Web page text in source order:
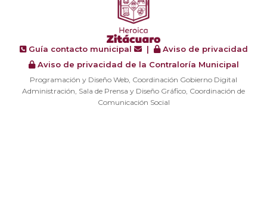
Guía contacto municipal |
Aviso de privacidad
Aviso de privacidad de la Contraloría Municipal
Programación y Diseño Web, Coordinación Gobierno Digital
Administración, Sala de Prensa y Diseño Gráfico, Coordinación de
Comunicación Social